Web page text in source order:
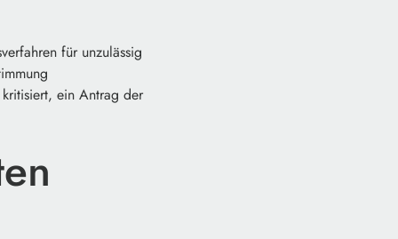
für unzulässig
ein Antrag der